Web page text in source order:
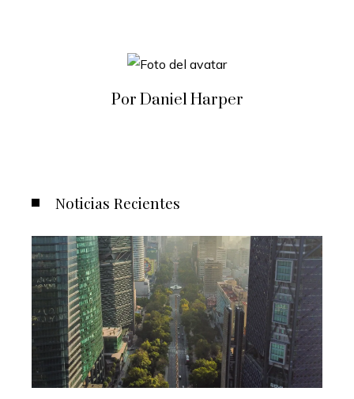
Por Daniel Harper
Noticias Recientes